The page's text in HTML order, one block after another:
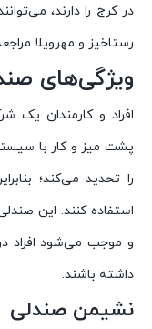
در کرج را دارند،
رستاخیز و مهرویلا
ویژگی‌های
افراد و کارمندان یک
پشت میز و کار با
را تحدید می‌کند؛
استفاده کنند. این
و موجب می‌شود افراد
داشته باشند.
نشیمن صندلی